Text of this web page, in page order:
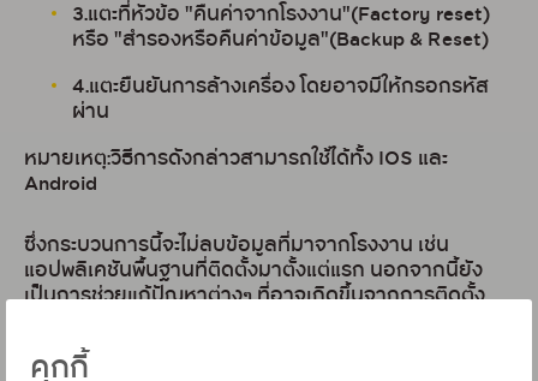
คุกกี้
3.แตะที่หัวข้อ "คืนค่าจากโรงงาน"(Factory reset)
หรือ "สำรองหรือคืนค่าข้อมูล"(Backup & Reset)
4.แตะยืนยันการล้างเครื่อง โดยอาจมีให้กรอกรหัส
ผ่าน
หมายเหตุ:วิธีการดังกล่าวสามารถใช้ได้ทั้ง IOS และ
Android
ซึ่งกระบวนการนี้จะไม่ลบข้อมูลที่มาจากโรงงาน เช่น
แอปพลิเคชันพื้นฐานที่ติดตั้งมาตั้งแต่แรก นอกจากนี้ยัง
เป็นการช่วยแก้ปัญหาต่างๆ ที่อาจเกิดขึ้นจากการติดตั้ง
Reset จะช่วยให้ระบบกลับมาทำงานได้อย่างมีประสิทธิภาพ
และปลอดภัยมากยิ่งขึ้น แต่ก่อนที่จะทำการรีเซ็ต ควร